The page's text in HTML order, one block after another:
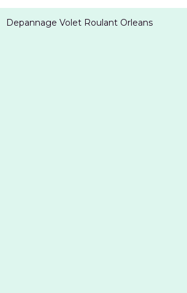
Depannage Volet Roulant Orleans